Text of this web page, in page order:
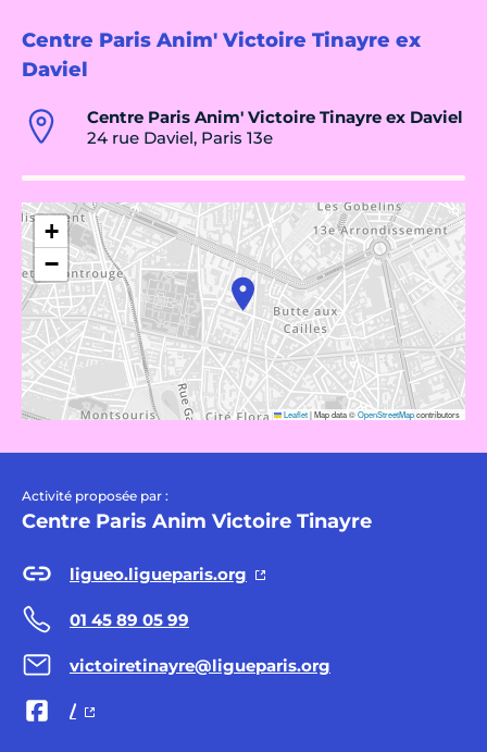
Centre Paris Anim' Victoire Tinayre ex
Daviel
Centre Paris Anim' Victoire Tinayre ex Daviel
24 rue Daviel, Paris 13e
+
−
Leaflet|Map data ©OpenStreetMapcontributors
Activité proposée par :
Centre Paris Anim Victoire Tinayre
ligueo.ligueparis.org
01 45 89 05 99
victoiretinayre@ligueparis.org
/